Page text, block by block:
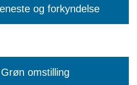
og forkyndelse
Grøn omstilling